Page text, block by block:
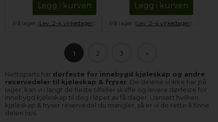
Legg i kurven
På lager (Lev. 2-4 virkedager).
Legg i kurven
På lager (Lev. 2-4 virkedager).
1 2 3 »
Nettoparts har dørfeste for innebygd kjøleskap og andre
reservedeler til kjøleskap & fryser . De delene vi ikke har på
lager, kan vi i langt de fleste tilfeller skaffe og levere dørfeste for
innebygd kjøleskap til deg i løpet av få dager. Uansett hvilken
kjøleskap & fryser reservedel du mangler, så er vi de rette å finne
delen hos.